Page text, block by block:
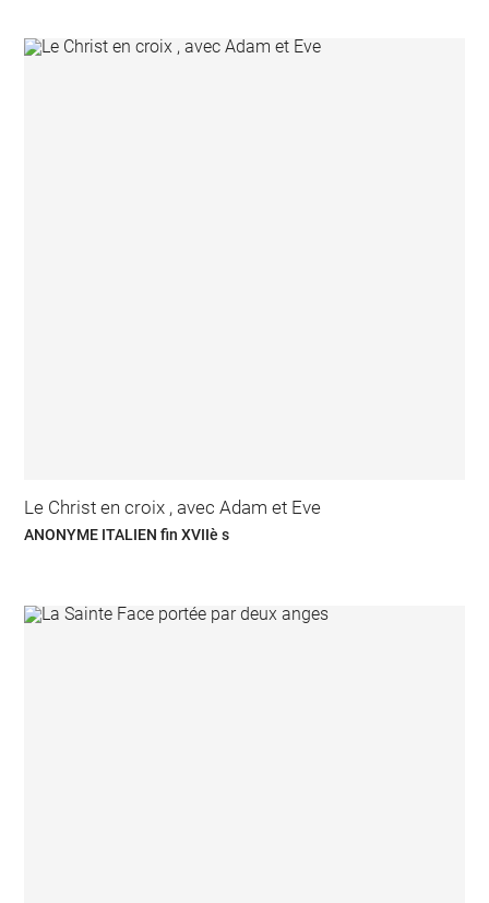
Le Christ en croix , avec Adam et Eve
ANONYME ITALIEN fin XVIIè s